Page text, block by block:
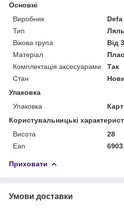
Основні
Виробник
Defa
Тип
Вікова група
Від
Матеріал
Комплектація аксесуарами
Так
Стан
Упаковка
Упаковка
Користувальницькі
Висота
28
Ean
Приховати
Умови доставки